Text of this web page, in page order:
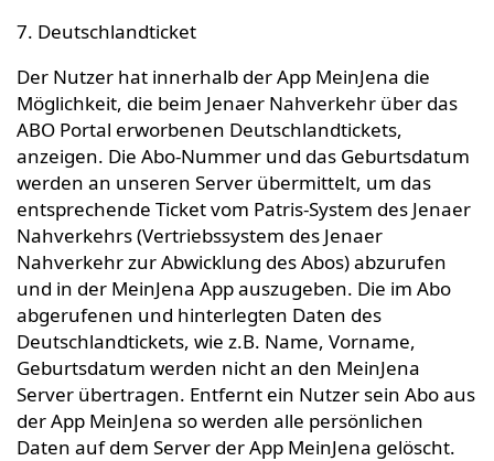
7. Deutschlandticket
Der Nutzer hat innerhalb der App MeinJena die
Möglichkeit, die beim Jenaer Nahverkehr über das
ABO Portal erworbenen Deutschlandtickets,
anzeigen. Die Abo-Nummer und das Geburtsdatum
werden an unseren Server übermittelt, um das
entsprechende Ticket vom Patris-System des Jenaer
Nahverkehrs (Vertriebssystem des Jenaer
Nahverkehr zur Abwicklung des Abos) abzurufen
und in der MeinJena App auszugeben. Die im Abo
abgerufenen und hinterlegten Daten des
Deutschlandtickets, wie z.B. Name, Vorname,
Geburtsdatum werden nicht an den MeinJena
Server übertragen. Entfernt ein Nutzer sein Abo aus
der App MeinJena so werden alle persönlichen
Daten auf dem Server der App MeinJena gelöscht.